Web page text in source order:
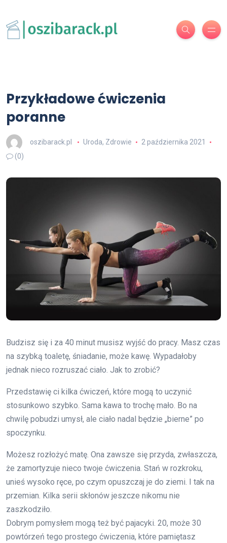
Przykładowe ćwiczenia
poranne
oszibarack.pl Uroda, Zdrowie
2 października 2021
(0)
Budzisz się i za 40 minut musisz wyjść do pracy. Masz czas
na szybką toaletę, śniadanie, może kawę. Wypadałoby
jednak nieco rozruszać ciało. Jak to zrobić?
Przedstawię ci kilka ćwiczeń, które mogą to uczynić
stosunkowo szybko. Sama kawa to trochę mało. Bo na
chwilę pobudzi umysł, ale ciało nadal będzie „bierne” po
spoczynku.
Możesz rozłożyć matę. Ona zawsze się przyda, zwłaszcza,
że zamortyzuje nieco twoje ćwiczenia. Stań w rozkroku,
unieś wysoko ręce, po czym opuszczaj je do ziemi. I tak na
przemian. Kilka serii skłonów jeszcze nikomu nie
zaszkodziło.
Dobrym pomysłem mogą też być pajacyki. 20, może 30
powtórzeń tego prostego ćwiczenia, które pamiętasz